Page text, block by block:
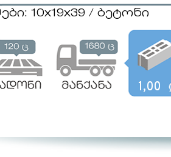
10x19x39 / ბეტონი
1,00